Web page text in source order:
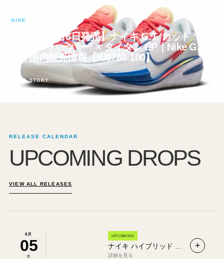
NIKE
【2026年8月6日発売】ナイキ G.T. カット “デ
ィラン・ハーパー” × タイタン EP｜Nike G.T.
Cut 国内販売情報【IU0780-100】
READ STORY
RELEASE CALENDAR
UPCOMING DROPS
VIEW ALL RELEASES
8月
05
水
UPCOMING
詳細を見る
+